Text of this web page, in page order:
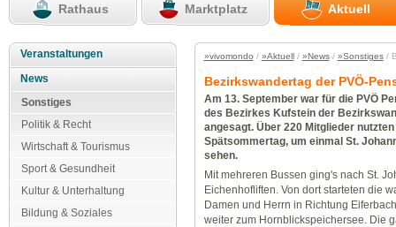
Rathaus Marktplatz Aktuell
Veranstaltungen
News
Sonstiges
Politik & Recht
Wirtschaft & Tourismus
Sport & Gesundheit
Kultur & Unterhaltung
Bildung & Soziales
»vivomondo / »Aktuell/ »News/ »Sonstiges/
Bezirkswandertag der PVÖ-
Am 13. September war für die PVÖ
des Bezirkes Kufstein der
angesagt. Über 220 Mitglieder
Spätsommertag, um einmal St.
sehen.
Mit mehreren Bussen ging's nach St.
Eichenhofliften. Von dort starteten die
Damen und Herrn in Richtung
weiter zum Hornblickspeichersee. Die